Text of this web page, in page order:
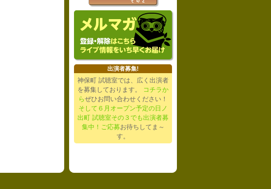
出演者募集!
神保町 試聴室では、広く出演者
を募集しております。
コチラか
らぜひお問い合わせください！
そして６月オープン予定の日ノ
出町 試聴室その３でも出演者募
集中！ご応募お待ちしてま～
す。